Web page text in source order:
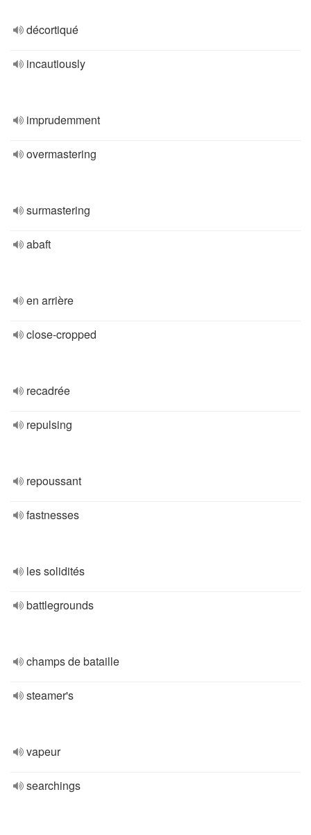
décortiqué
incautiously
imprudemment
overmastering
surmastering
abaft
en arrière
close-cropped
recadrée
repulsing
repoussant
fastnesses
les solidités
battlegrounds
champs de bataille
steamer's
vapeur
searchings